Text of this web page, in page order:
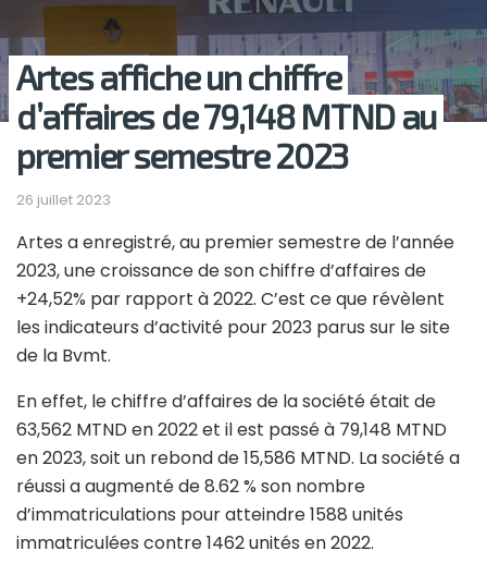
Artes affiche un chiffre
d’affaires de 79,148 MTND au
premier semestre 2023
26 juillet 2023
Artes a enregistré, au premier semestre de l’année
2023, une croissance de son chiffre d’affaires de
+24,52% par rapport à 2022. C’est ce que révèlent
les indicateurs d’activité pour 2023 parus sur le site
de la Bvmt.
En effet, le chiffre d’affaires de la société était de
63,562 MTND en 2022 et il est passé à 79,148 MTND
en 2023, soit un rebond de 15,586 MTND. La société a
réussi a augmenté de 8.62 % son nombre
d’immatriculations pour atteindre 1588 unités
immatriculées contre 1462 unités en 2022.